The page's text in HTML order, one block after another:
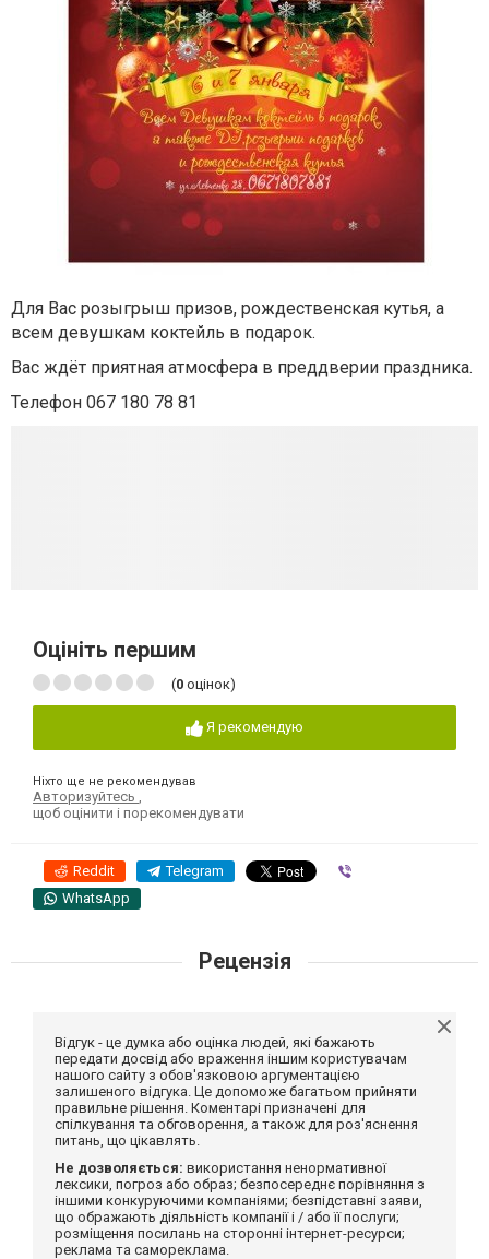
Для Вас розыгрыш призов, рождественская кутья, а
всем девушкам коктейль в подарок.
Вас ждёт приятная атмосфера в преддверии праздника.
Телефон 067 180 78 81
Оцініть першим
(0 оцінок)
Я рекомендую
Ніхто ще не рекомендував
Авторизуйтесь
щоб оцінити і порекомендувати
Reddit Telegram
WhatsApp
Рецензія
Відгук - це думка або оцінка людей, які бажають
передати досвід або враження іншим користувачам
нашого сайту з обов'язковою аргументацією
залишеного відгука. Це допоможе багатьом прийняти
правильне рішення. Коментарі призначені для
спілкування та обговорення, а також для роз'яснення
питань, що цікавлять.
Не дозволяється: використання ненормативної
лексики, погроз або образ; безпосереднє порівняння з
іншими конкуруючими компаніями; безпідставні заяви,
що ображають діяльність компанії і / або її послуги;
розміщення посилань на сторонні інтернет-ресурси;
реклама та самореклама.